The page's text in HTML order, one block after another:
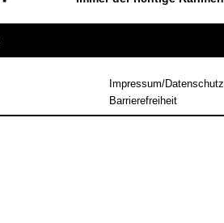
Impressum/Datenschutz
Barrierefreiheit